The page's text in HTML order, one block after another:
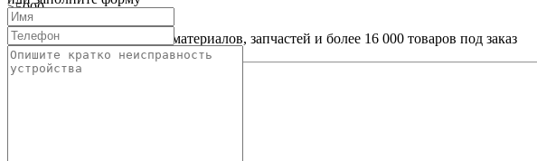
>5000
наименований расходных материалов, запчастей и более 16 000 товаров под заказ